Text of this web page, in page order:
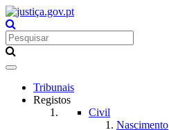
Toggle
navigationTribunais
Registos
Civil
Nascimento